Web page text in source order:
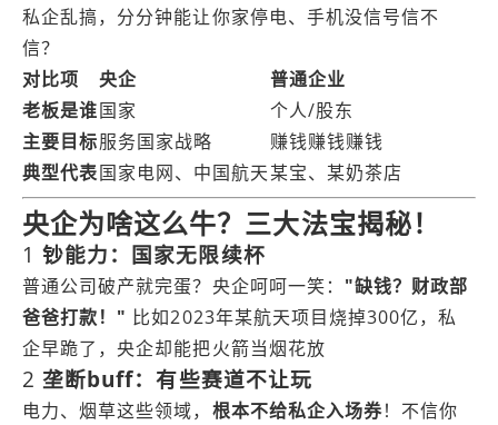
私企乱搞，分分钟能让你家停电、手机没信号信不
信？
对比项
央企
普通企业
老板是谁国家
个人/股东
主要目标服务国家战略
赚钱赚钱赚钱
典型代表国家电网、中国航天某宝、某奶茶店
央企为啥这么牛？三大法宝揭秘！
1钞能力：国家无限续杯
普通公司破产就完蛋？央企呵呵一笑： "缺钱？财政部
爸爸打款！" 比如2023年某航天项目烧掉300亿，私
企早跪了，央企却能把火箭当烟花放
2垄断buff：有些赛道不让玩
电力、烟草这些领域， 根本不给私企入场券！不信你